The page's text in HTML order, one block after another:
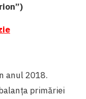
anul 2018.
primăriei